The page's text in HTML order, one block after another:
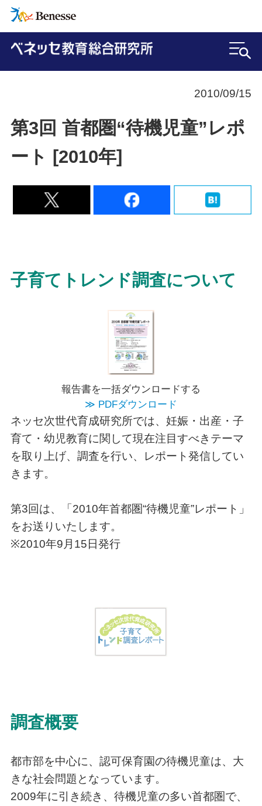
2010/09/15
第3回 首都圏“待機児童”レポ
ート [2010年]
子育てトレンド調査について
ネッセ次世代育成研究所では、妊娠・出産・子
育て・幼児教育に関して現在注目すべきテーマ
を取り上げ、調査を行い、レポート発信してい
きます。
第3回は、「2010年首都圏“待機児童”レポート」
をお送りいたします。
※2010年9月15日発行
報告書を一括ダウンロードする
≫ PDFダウンロード
調査概要
都市部を中心に、認可保育園の待機児童は、大
きな社会問題となっています。
2009年に引き続き、待機児童の多い首都圏で、